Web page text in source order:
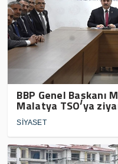
BBP Genel Başkanı
Malatya TSO’ya
SİYASET